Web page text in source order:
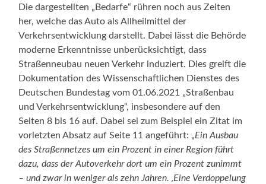
Die dargestellten „Bedarfe“ rühren noch aus Zeiten
her, welche das Auto als Allheilmittel der
Verkehrsentwicklung darstellt. Dabei lässt die Behörde
moderne Erkenntnisse unberücksichtigt, dass
Straßenneubau neuen Verkehr induziert. Dies greift die
Dokumentation des Wissenschaftlichen Dienstes des
Deutschen Bundestag vom 01.06.2021 „Straßenbau
und Verkehrsentwicklung“, insbesondere auf den
Seiten 8 bis 16 auf. Dabei sei zum Beispiel ein Zitat im
vorletzten Absatz auf Seite 11 angeführt: „Ein Ausbau
des Straßennetzes um ein Prozent in einer Region führt
dazu, dass der Autoverkehr dort um ein Prozent zunimmt
– und zwar in weniger als zehn Jahren. ‚Eine Verdoppelung